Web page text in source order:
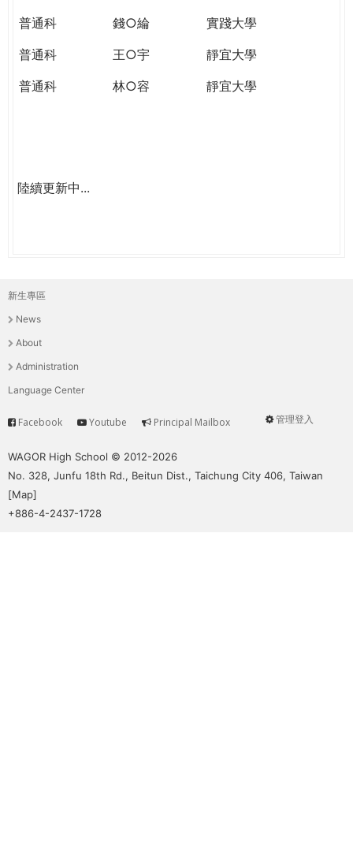
普通科
錢○綸
實踐大學
普通科
王○宇
靜宜大學
普通科
林○容 靜宜大學
陸續更新中...
主
選
單
新生專區
News
About
Administration
Language Center
User
管理登入
Service
Facebook Youtube Principal Mailbox
WAGOR High School © 2012-2026
No. 328, Junfu 18th Rd., Beitun Dist., Taichung City 406, Taiwan
[Map]
+886-4-2437-1728